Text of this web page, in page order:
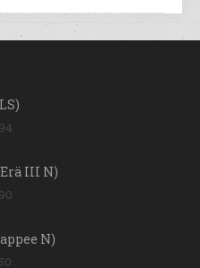
Erä III N)
N)